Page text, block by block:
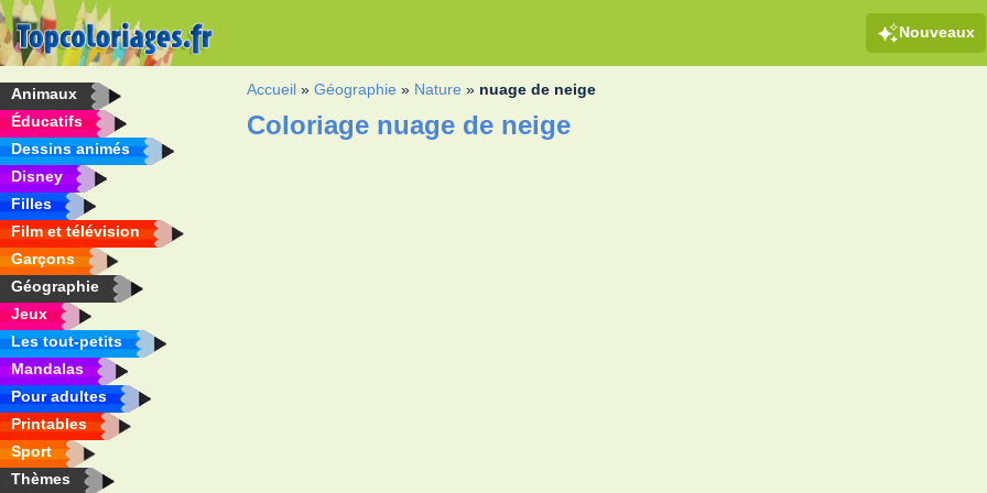
Nouveaux
Animaux
Éducatifs
Dessins animés
Disney
Filles
Film et télévision
Garçons
Géographie
Jeux
Les tout-petits
Mandalas
Pour adultes
Printables
Sport
Thèmes
Accueil »Géographie » Nature » nuage de neige
Coloriage nuage de neige